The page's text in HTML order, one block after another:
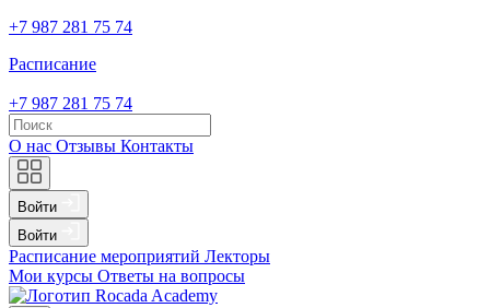
+7 987 281 75 74
Расписание
+7 987 281 75 74
О нас Отзывы Контакты
Войти
Войти
Расписание мероприятий Лекторы
Мои курсы Ответы на вопросы